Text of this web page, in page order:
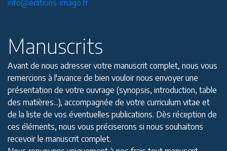
info@editions-imago.fr
Manuscrits
Avant de nous adresser votre manuscrit complet, nous vous
remercions à l'avance de bien vouloir nous envoyer une
présentation de votre ouvrage (synopsis, introduction, table
des matières...), accompagnée de votre curriculum vitae et
de la liste de vos éventuelles publications. Dès réception de
ces éléments, nous vous préciserons si nous souhaitons
recevoir le manuscrit complet.